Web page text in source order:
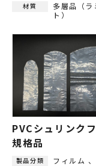
材質
多層品（ラ
ト）
PVCシュリンク
規格品
製品分類 フィルム